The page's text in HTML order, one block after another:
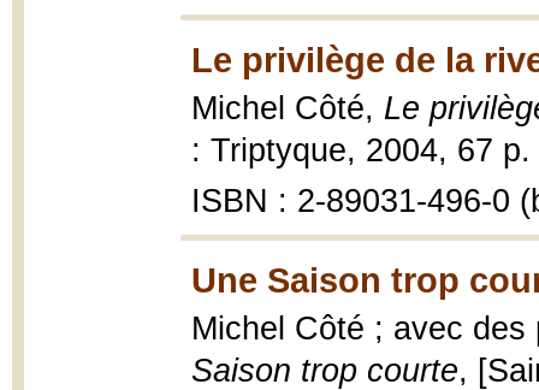
Le privilège de la
Michel Côté, Le
: Triptyque, 2004, 67
ISBN : 2-89031-496-0
Une Saison trop
Michel Côté ; avec
Saison trop courte,